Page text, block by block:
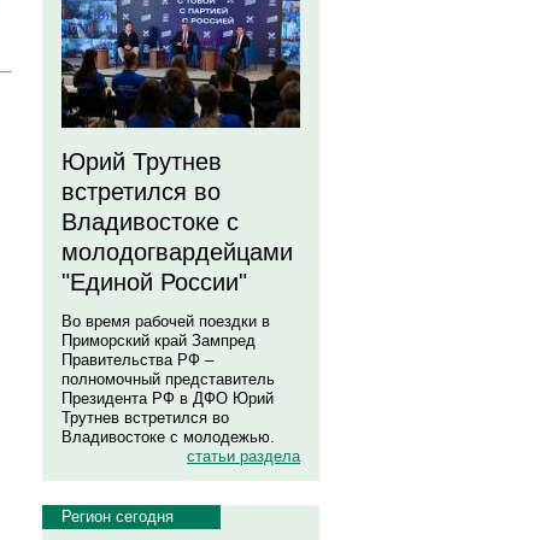
Юрий Трутнев
встретился во
Владивостоке с
молодогвардейцами
"Единой России"
Во время рабочей поездки в
Приморский край Зампред
Правительства РФ –
полномочный представитель
Президента РФ в ДФО Юрий
Трутнев встретился во
Владивостоке с молодежью.
статьи раздела
Регион сегодня